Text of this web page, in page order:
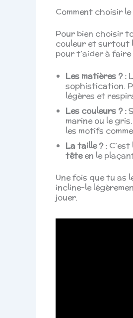
Comment choisir
Pour bien choisir
couleur et surtout
pour t’aider à faire
Les matières ? :
sophistication.
légères et
Les couleurs ? :
marine ou le
les motifs
La taille ? :
têteen le
Une fois que tu as
incline-le
jouer.